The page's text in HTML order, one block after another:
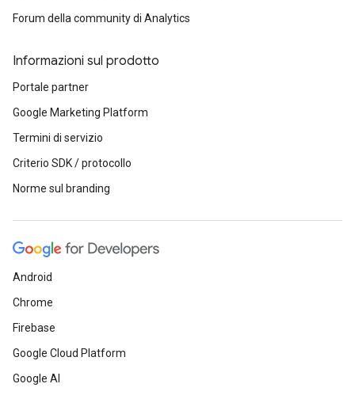
Forum della community di Analytics
Informazioni sul prodotto
Portale partner
Google Marketing Platform
Termini di servizio
Criterio SDK / protocollo
Norme sul branding
Android
Chrome
Firebase
Google Cloud Platform
Google AI